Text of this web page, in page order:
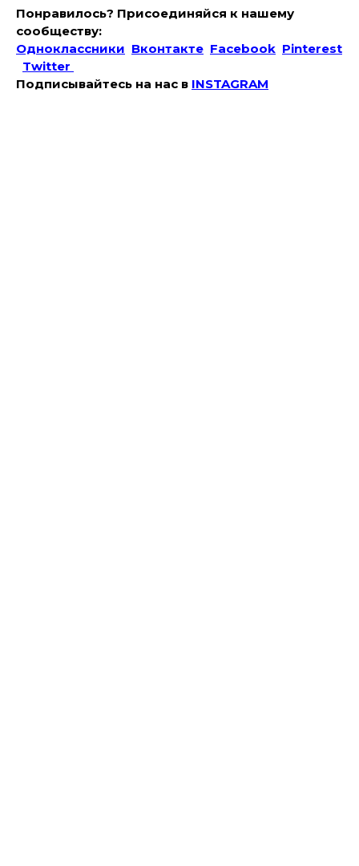
Понравилось? Присоединяйся к нашему
сообществу:
Одноклассники Вконтакте Facebook Pinterest
Twitter
Подписывайтесь на наc в INSTAGRAM